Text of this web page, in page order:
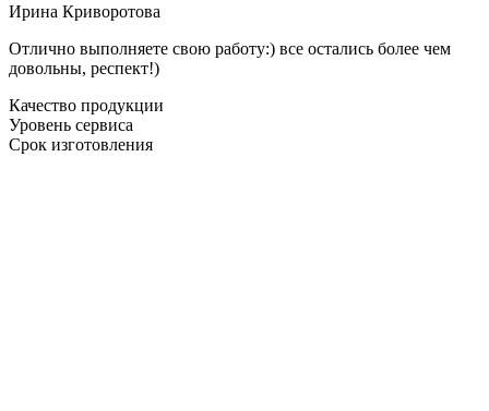
Ирина Криворотова
Отлично выполняете свою работу:) все остались более чем
довольны, респект!)
Качество продукции
Уровень сервиса
Срок изготовления